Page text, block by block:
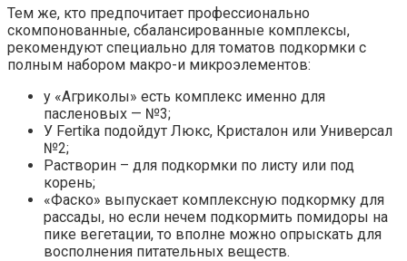
Тем же, кто предпочитает профессионально
скомпонованные, сбалансированные комплексы,
рекомендуют специально для томатов подкормки с
полным набором макро-и микроэлементов:
у «Агриколы» есть комплекс именно для
пасленовых — №3;
У Fertika подойдут Люкс, Кристалон или Универсал
№2;
Растворин – для подкормки по листу или под
корень;
«Фаско» выпускает комплексную подкормку для
рассады, но если нечем подкормить помидоры на
пике вегетации, то вполне можно опрыскать для
восполнения питательных веществ.